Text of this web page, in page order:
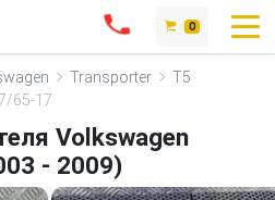
0
Transporter
T5
65-17
Volkswagen
- 2009)